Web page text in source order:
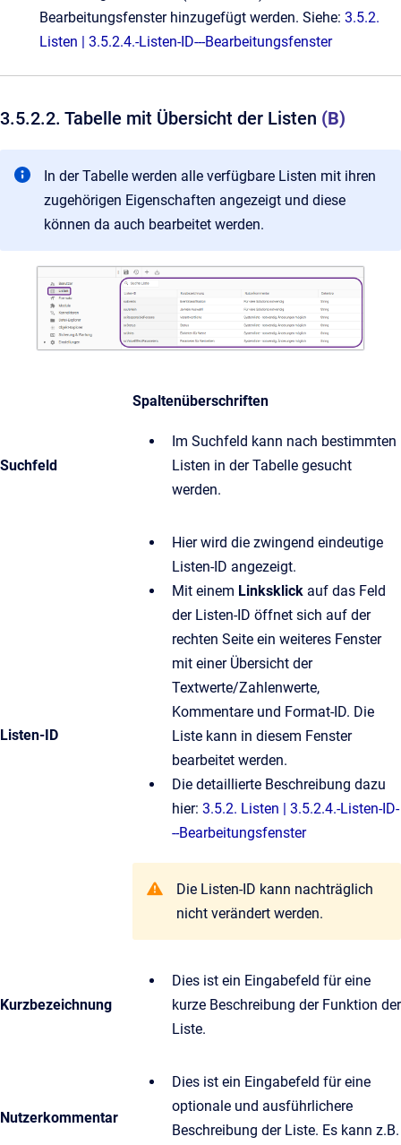
Bearbeitungsfenster hinzugefügt werden. Siehe: 3.5.2.
Listen | 3.5.2.4.-Listen-ID---Bearbeitungsfenster
3.5.2.2. Tabelle mit Übersicht der Listen (B)
In der Tabelle werden alle verfügbare Listen mit ihren
zugehörigen Eigenschaften angezeigt und diese
können da auch bearbeitet werden.
Spaltenüberschriften
Suchfeld
Im Suchfeld kann nach bestimmten
Listen in der Tabelle gesucht
werden.
Listen-ID
Hier wird die zwingend eindeutige
Listen-ID angezeigt.
Mit einem Linksklick auf das Feld
der Listen-ID öffnet sich auf der
rechten Seite ein weiteres Fenster
mit einer Übersicht der
Textwerte/Zahlenwerte,
Kommentare und Format-ID. Die
Liste kann in diesem Fenster
bearbeitet werden.
Die detaillierte Beschreibung dazu
hier: 3.5.2. Listen | 3.5.2.4.-Listen-ID-
--Bearbeitungsfenster
Die Listen-ID kann nachträglich
nicht verändert werden.
Kurzbezeichnung
Dies ist ein Eingabefeld für eine
kurze Beschreibung der Funktion der
Liste.
Nutzerkommentar
Dies ist ein Eingabefeld für eine
optionale und ausführlichere
Beschreibung der Liste. Es kann z.B.